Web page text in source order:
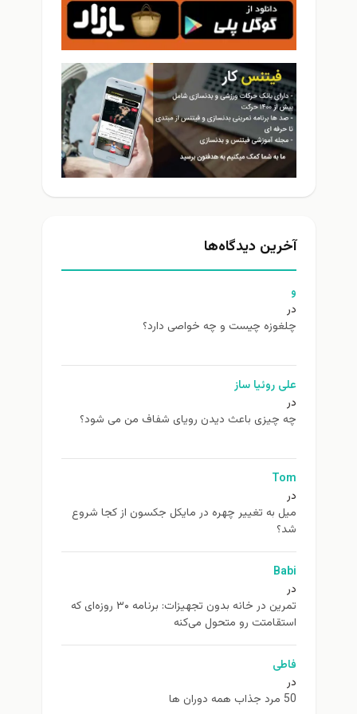
آخرین دیدگاه‌ها
و
در
چلغوزه چیست و چه خواصی دارد؟
علی روئیا ساز
در
چه چیزی باعث دیدن رویای شفاف من می شود؟
Tom
در
ميل به تغيير چهره در مایکل جکسون از كجا شروع
شد؟
Babi
در
تمرین در خانه بدون تجهیزات: برنامه ۳۰ روزه‌ای که
استقامتت رو متحول می‌کنه
فاطی
در
50 مرد جذاب همه دوران ها